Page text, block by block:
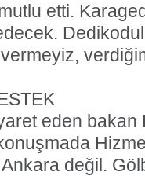
etti.
eden bakan
değil.